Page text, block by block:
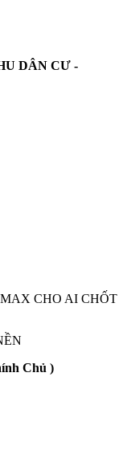
DÂN CƯ -
CHO AI CHỐT
Chủ )